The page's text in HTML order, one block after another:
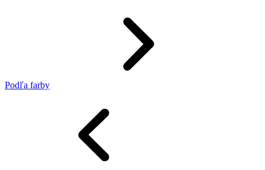
Podľa farby